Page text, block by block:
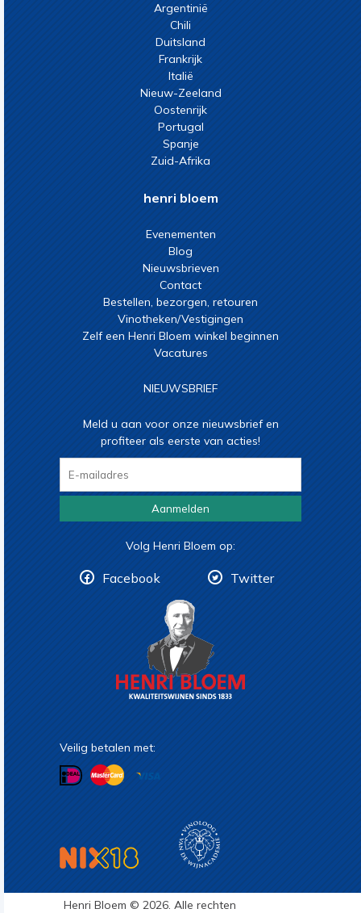
Argentinië
Chili
Duitsland
Frankrijk
Italië
Nieuw-Zeeland
Oostenrijk
Portugal
Spanje
Zuid-Afrika
henri bloem
Evenementen
Blog
Nieuwsbrieven
Contact
Bestellen, bezorgen, retouren
Vinotheken/Vestigingen
Zelf een Henri Bloem winkel beginnen
Vacatures
NIEUWSBRIEF
Meld u aan voor onze nieuwsbrief en
profiteer als eerste van acties!
Aanmelden
Volg Henri Bloem op:
Facebook Twitter
Veilig betalen met:
Henri Bloem © 2026. Alle rechten